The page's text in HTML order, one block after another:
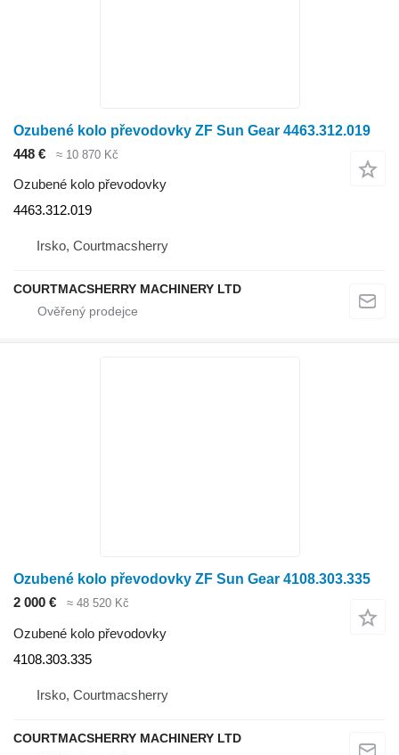
Ozubené kolo převodovky ZF Sun Gear 4463.312.019
448 €
≈ 10 870 Kč
Ozubené kolo převodovky
4463.312.019
Irsko, Courtmacsherry
COURTMACSHERRY MACHINERY LTD
Ozubené kolo převodovky ZF Sun Gear 4108.303.335
2 000 €
≈ 48 520 Kč
Ozubené kolo převodovky
4108.303.335
Irsko, Courtmacsherry
COURTMACSHERRY MACHINERY LTD